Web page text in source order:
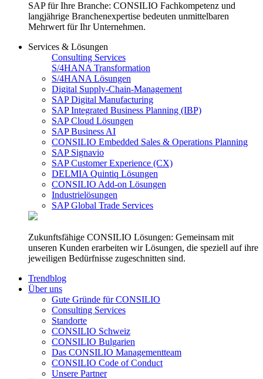
SAP für Ihre Branche: CONSILIO Fachkompetenz und
langjährige Branchenexpertise bedeuten unmittelbaren
Mehrwert für Ihr Unternehmen.
Services & Lösungen
Consulting Services
S/4HANA Transformation
S/4HANA Lösungen
Digital Supply-Chain-Management
SAP Digital Manufacturing
SAP Integrated Business Planning (IBP)
SAP Cloud Lösungen
SAP Business AI
CONSILIO Embedded Sales & Operations Planning
SAP Signavio
SAP Customer Experience (CX)
DELMIA Quintiq Lösungen
CONSILIO Add-on Lösungen
Industrielösungen
SAP Global Trade Services
Zukunftsfähige CONSILIO Lösungen: Gemeinsam mit
unseren Kunden erarbeiten wir Lösungen, die speziell auf ihre
jeweiligen Bedürfnisse zugeschnitten sind.
Trendblog
Über uns
Gute Gründe für CONSILIO
Consulting Services
Standorte
CONSILIO Schweiz
CONSILIO Bulgarien
Das CONSILIO Managementteam
CONSILIO Code of Conduct
Unsere Partner